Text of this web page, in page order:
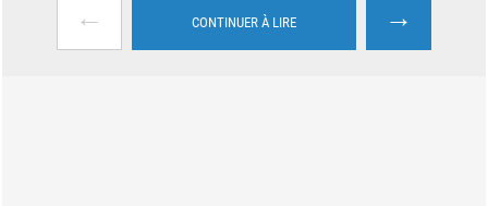
← CONTINUER À LIRE →